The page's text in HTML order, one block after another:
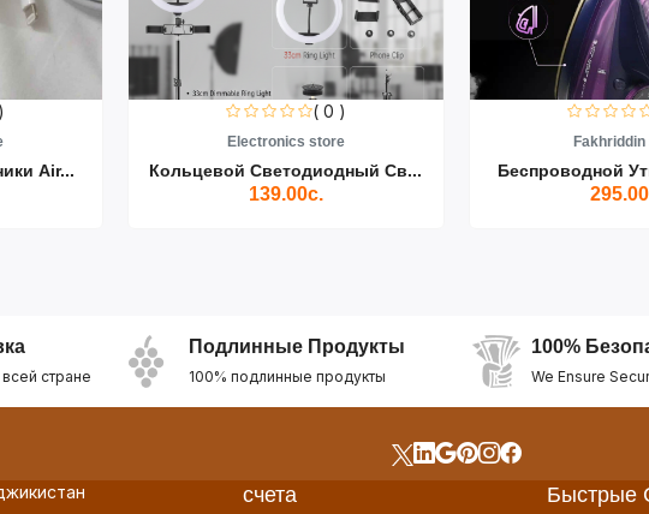
Air...
( 0 )
Electronics store
Кольцевой Светодиодный Св...
139.00с.
Fakhriddin
Беспроводной
стране
Подлинные Продукты
100% подлинные продукты
100%
We Ensure
счета Быстрые